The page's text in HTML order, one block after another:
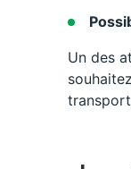
Un des